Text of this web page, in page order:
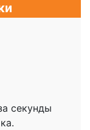
секунды